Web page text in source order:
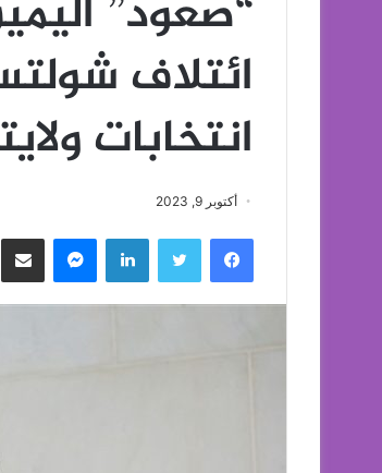
“صعود”
ائتلاف
انتخابات
أكتوبر 9, 2023
فيسبوك تويتر لينكدإن ماسنجر